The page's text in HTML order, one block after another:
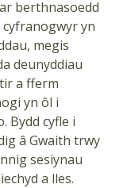
berthnasoedd
cyfranogwyr yn
megis
deunyddiau
a fferm
yn ôl i
Bydd cyfle i
â Gwaith trwy
sesiynau
a lles.